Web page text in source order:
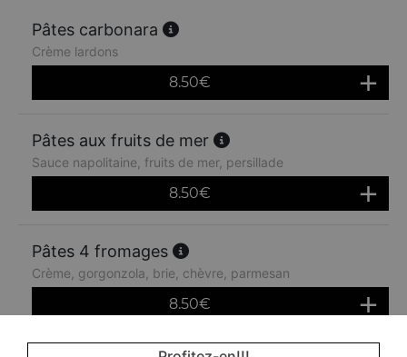
Pâtes carbonara
Crème lardons
8.50€
Pâtes aux fruits de mer
Sauce napolitaine, fruits de mer, persillade
8.50€
Pâtes 4 fromages
Crème, gorgonzola, brie, chèvre, parmesan
8.50€